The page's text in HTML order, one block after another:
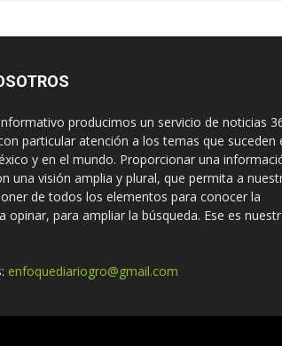
producimos un servicio de noticias
particular atención a los temas que suceden
y en el mundo. Proporcionar una
una visión amplia y plural, que permita a
de todos los elementos para conocer la
opinar, para ampliar la búsqueda. Ese es
enfoquediariogro@gmail.com